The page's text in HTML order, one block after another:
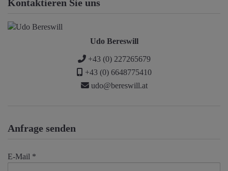
Kontaktieren Sie uns
Udo Bereswill
+43 (0) 227265679
+43 (0) 6648775410
udo@bereswill.at
Anfrage senden
E-Mail